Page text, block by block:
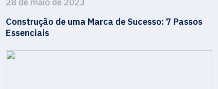
Construção de uma Marca de Sucesso: 7 Passos
Essenciais